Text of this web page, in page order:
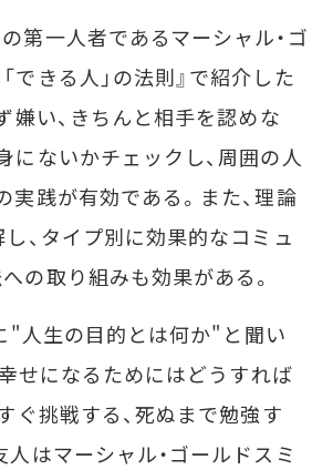
第一人者であるマーシャル・ゴ
きる人」の法則』で紹介した
嫌い、きちんと相手を認めな
にないかチェックし、周囲の人
実践が有効である。また、理論
、タイプ別に効果的なコミュ
の取り組みも効果がある。
"人生の目的とは何か"と聞い
せになるためにはどうすれば
ぐ挑戦する、死ぬまで勉強す
はマーシャル・ゴールドスミ